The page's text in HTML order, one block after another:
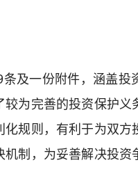
及一份附件，涵盖投
为完善的投资保护义
化规则，有利于为双方
制， 为妥善解决投资